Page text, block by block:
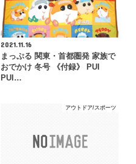
2021.11.16
まっぷる 関東・首都圏発 家族で
おでかけ 冬号 《付録》 PUI
PUI…
アウトドア/スポーツ